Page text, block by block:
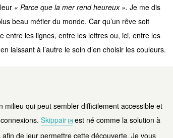
« Parce que la mer rend heureux ». Je me dis
beau métier du monde. Car qu’un rêve soit
entre les lignes, entre les lettres ou, ici, entre les
laissant à l’autre le soin d’en choisir les couleurs.
milieu qui peut sembler difficilement accessible et
Skippair
est né comme la solution à
de leur permettre cette découverte. Je vous